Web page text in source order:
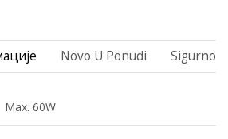
Novo U Ponudi Sigurno
Max. 60W